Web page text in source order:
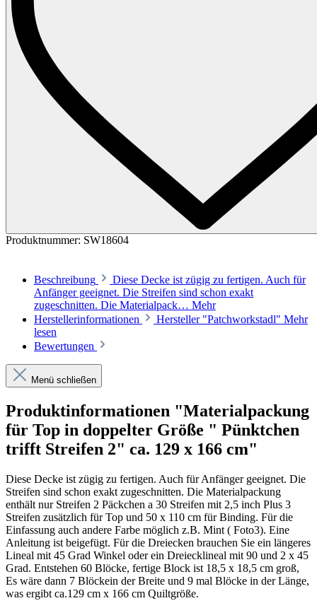
Produktnummer: SW18604
Beschreibung
Diese Decke ist zügig zu fertigen. Auch für
Anfänger geeignet. Die Streifen sind schon exakt
zugeschnitten. Die Materialpack… Mehr
Herstellerinformationen
Hersteller "Patchworkstadl" Mehr
lesen
Bewertungen
Menü schließen
Produktinformationen "Materialpackung
für Top in doppelter Größe " Pünktchen
trifft Streifen 2" ca. 129 x 166 cm"
Diese Decke ist zügig zu fertigen. Auch für Anfänger geeignet. Die
Streifen sind schon exakt zugeschnitten. Die Materialpackung
enthält nur Streifen 2 Päckchen a 30 Streifen mit 2,5 inch Plus 3
Streifen zusätzlich für Top und 50 x 110 cm für Binding. Für die
Einfassung auch andere Farbe möglich z.B. Mint ( Foto3). Eine
Anleitung ist beigefügt. Für die Dreiecken brauchen Sie ein längeres
Lineal mit 45 Grad Winkel oder ein Dreiecklineal mit 90 und 2 x 45
Grad. Entstehen 60 Blöcke, fertige Block ist 18,5 x 18,5 cm groß,
Es wäre dann 7 Blöckein der Breite und 9 mal Blöcke in der Länge,
was ergibt ca.129 cm x 166 cm Quiltgröße.